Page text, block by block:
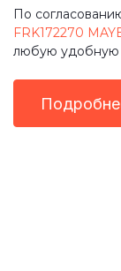
По
FRK172270
любую удобную